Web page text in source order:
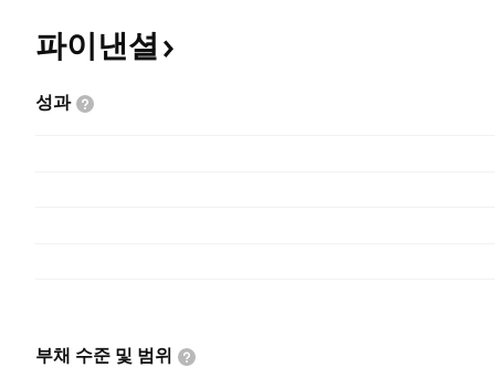
파이낸셜
성과
부채 수준 및 범위